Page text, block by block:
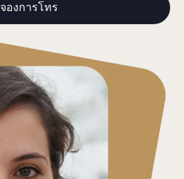
จองการโทร